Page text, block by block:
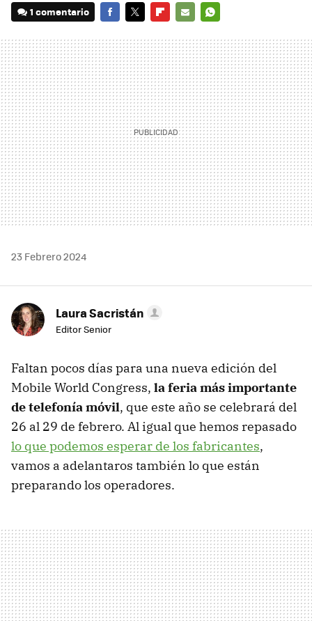
1 comentario
MAIL
23 Febrero 2024
Laura Sacristán
Editor Senior
Faltan pocos días para una nueva edición del
Mobile World Congress, la feria más importante
de telefonía móvil, que este año se celebrará del
26 al 29 de febrero. Al igual que hemos repasado
lo que podemos esperar de los fabricantes,
vamos a adelantaros también lo que están
preparando los operadores.